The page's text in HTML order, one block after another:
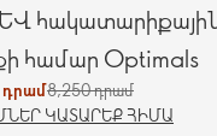
հակատարիքային
համար Optimals
դրամ8,250 դրամ
ԿԱՏԱՐԵՔ ՀԻՄԱ